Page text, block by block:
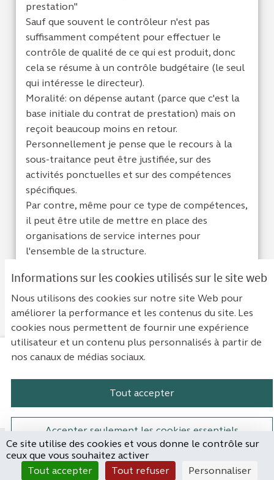
Informations sur les cookies utilisés sur le site web
Nous utilisons des cookies sur notre site Web pour
améliorer la performance et les contenus du site. Les
cookies nous permettent de fournir une expérience
utilisateur et un contenu plus personnalisés à partir de
nos canaux de médias sociaux.
Tout accepter
Accepter seulement les cookies essentiels
Paramètres
prestation"
Sauf que souvent le contrôleur n'est pas
suffisamment compétent pour effectuer le
contrôle de qualité de ce qui est produit, donc
cela se résume à un contrôle budgétaire (le seul
qui intéresse le directeur).
Moralité: on dépense autant (parce que c'est la
base initiale du contrat de prestation) mais on
reçoit beaucoup moins en retour.
Personnellement je pense que le recours à la
sous-traitance peut être justifiée, sur des
activités ponctuelles et sur des compétences
spécifiques.
Par contre, même pour ce type de compétences,
il peut être utile de mettre en place des
organisations de service internes pour
l'ensemble de la structure.
Mentions légales
Paramètres des cookies
Plateforme de participation de la
Plateforme de participation de la
Plateforme de participation
Plateforme de
Site réalisé par
Open Source Politics
(Lien externe)
grâce aulogiciel libre
Ce site utilise des cookies et vous donne le contrôle sur
ceux que vous souhaitez activer
Tout accepter
Tout refuser Personnaliser